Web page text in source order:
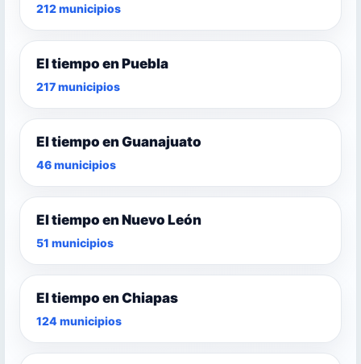
212 municipios
El tiempo en Puebla
217 municipios
El tiempo en Guanajuato
46 municipios
El tiempo en Nuevo León
51 municipios
El tiempo en Chiapas
124 municipios